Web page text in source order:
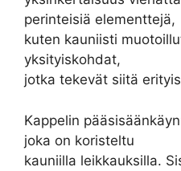
perinteisiä elementtejä,
kuten kauniisti
yksityiskohdat,
jotka tekevät siitä
Kappelin
joka on koristeltu
kauniilla leikkauksilla.